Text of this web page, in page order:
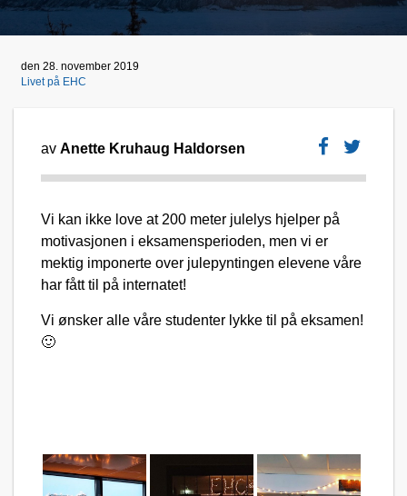
den 28. november 2019
Livet på EHC
av Anette Kruhaug Haldorsen
Vi kan ikke love at 200 meter julelys hjelper på
motivasjonen i eksamensperioden, men vi er
mektig imponerte over julepyntingen elevene våre
har fått til på internatet!
Vi ønsker alle våre studenter lykke til på eksamen!
🙂